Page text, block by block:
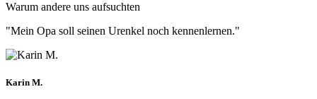
Warum andere uns aufsuchten
"Mein Opa soll seinen Urenkel noch kennenlernen."
Karin M.